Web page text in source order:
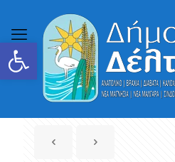
Ανοίξτε τη γραμμή εργαλείων